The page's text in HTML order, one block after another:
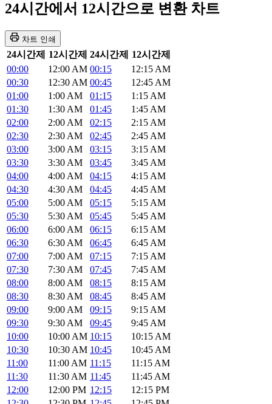
24시간에서 12시간으로 변환 차트
차트 인쇄
24시간제 12시간제 24시간제
12시간제
00:00
12:00 AM 00:15
12:15 AM
00:30
12:30 AM 00:45
12:45 AM
01:00
1:00 AM 01:15
1:15 AM
01:30
1:30 AM 01:45
1:45 AM
02:00
2:00 AM 02:15
2:15 AM
02:30
2:30 AM 02:45
2:45 AM
03:00
3:00 AM 03:15
3:15 AM
03:30
3:30 AM 03:45
3:45 AM
04:00
4:00 AM 04:15
4:15 AM
04:30
4:30 AM 04:45
4:45 AM
05:00
5:00 AM 05:15
5:15 AM
05:30
5:30 AM 05:45
5:45 AM
06:00
6:00 AM 06:15
6:15 AM
06:30
6:30 AM 06:45
6:45 AM
07:00
7:00 AM 07:15
7:15 AM
07:30
7:30 AM 07:45
7:45 AM
08:00
8:00 AM 08:15
8:15 AM
08:30
8:30 AM 08:45
8:45 AM
09:00
9:00 AM 09:15
9:15 AM
09:30
9:30 AM 09:45
9:45 AM
10:00
10:00 AM 10:15
10:15 AM
10:30
10:30 AM 10:45
10:45 AM
11:00
11:00 AM 11:15
11:15 AM
11:30
11:30 AM 11:45
11:45 AM
12:00
12:00 PM 12:15
12:15 PM